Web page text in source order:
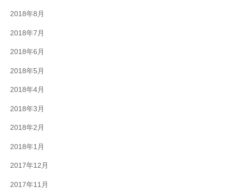
2018年8月
2018年7月
2018年6月
2018年5月
2018年4月
2018年3月
2018年2月
2018年1月
2017年12月
2017年11月